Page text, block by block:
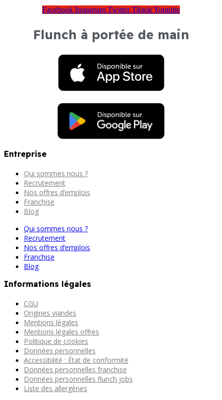
Facebook Instagram Twitter TiktokYoutube
Flunch à portée de main
Entreprise
Qui sommes nous ?
Recrutement
Nos offres d’emplois
Franchise
Blog
Qui sommes nous ?
Recrutement
Nos offres d’emplois
Franchise
Blog
Informations légales
CGU
Origines viandes
Mentions légales
Mentions légales offres
Politique de cookies
Données personnelles
Accessibilité : État de conformité
Données personnelles franchise
Données personnelles flunch jobs
Liste des allergènes